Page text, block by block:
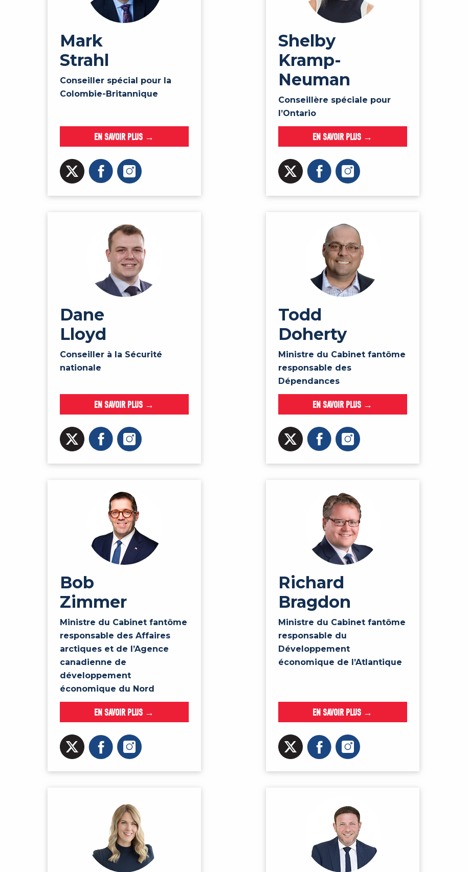
Mark
Strahl
Conseiller spécial pour la
Colombie-Britannique
EN SAVOIR PLUS →
Shelby
Kramp-
Neuman
Conseillère spéciale pour
l’Ontario
EN SAVOIR PLUS →
Dane
Lloyd
Conseiller à la Sécurité
nationale
EN SAVOIR PLUS →
Todd
Doherty
Ministre du Cabinet fantôme
responsable des
Dépendances
EN SAVOIR PLUS →
Bob
Zimmer
Ministre du Cabinet fantôme
responsable des Affaires
arctiques et de l’Agence
canadienne de
développement
économique du Nord
EN SAVOIR PLUS →
Richard
Bragdon
Ministre du Cabinet fantôme
responsable du
Développement
économique de l’Atlantique
EN SAVOIR PLUS →